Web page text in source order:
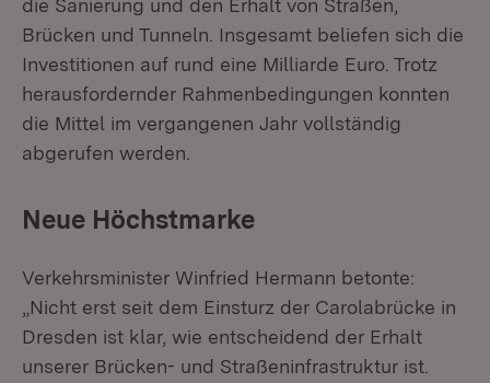
die Sanierung und den Erhalt von Straßen,
Brücken und Tunneln. Insgesamt beliefen sich die
Investitionen auf rund eine Milliarde Euro. Trotz
herausfordernder Rahmenbedingungen konnten
die Mittel im vergangenen Jahr vollständig
abgerufen werden.
Neue Höchstmarke
Verkehrsminister Winfried Hermann betonte:
„Nicht erst seit dem Einsturz der Carolabrücke in
Dresden ist klar, wie entscheidend der Erhalt
unserer Brücken- und Straßeninfrastruktur ist.